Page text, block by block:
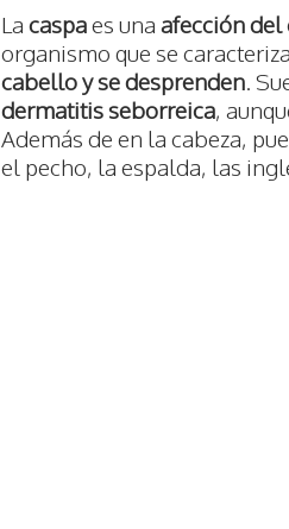
La caspaes una afección
organismo que se
cabello y se desprenden.
dermatitis seborreica,
Además de en la cabeza,
el pecho, la espalda, las